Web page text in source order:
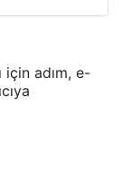
için adım, e-